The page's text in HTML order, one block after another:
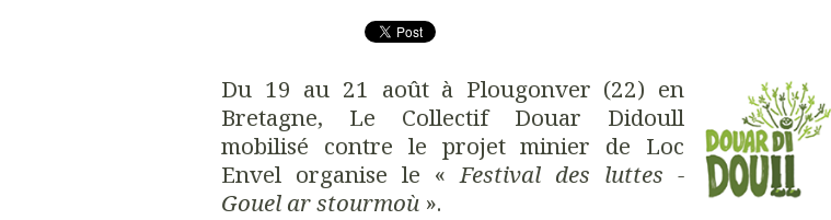
Du 19 au 21 août à Plougonver (22) en
Bretagne, Le Collectif Douar Didoull
mobilisé contre le projet minier de Loc
Envel organise le «Festival des luttes -
Gouel ar stourmoù ».